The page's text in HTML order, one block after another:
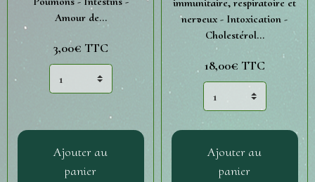
Amour de...
3,00€ TTC
Ajouter au
panier
nerveux - Intoxication -
Cholestérol...
18,00€ TTC
Ajouter au
panier